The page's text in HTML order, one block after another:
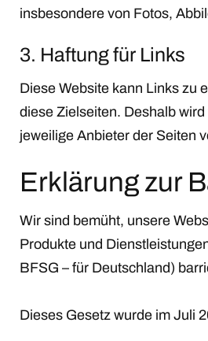
insbesondere von Fotos,
3. Haftung für Links
Diese Website kann Links zu
diese Zielseiten. Deshalb
jeweilige Anbieter der Seiten
Erklärung zur
Wir sind bemüht, unsere
Produkte und
BFSG – für Deutschland)
Dieses Gesetz wurde im Juli